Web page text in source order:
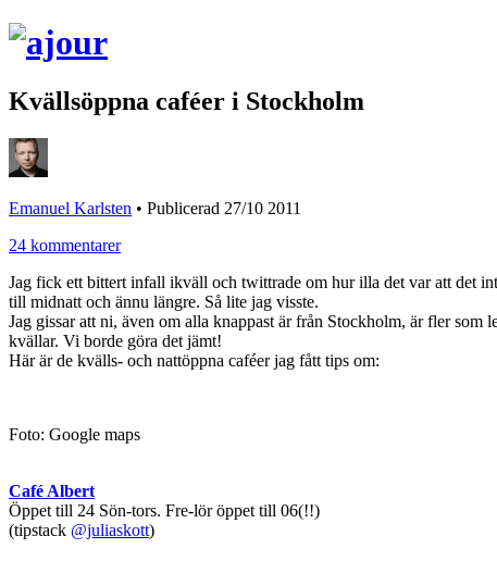
Kvällsöppna caféer i Stockholm
Emanuel Karlsten • Publicerad 27/10 2011
24 kommentarer
Jag fick ett bittert infall ikväll och twittrade om hur illa det var att det
till midnatt och ännu längre. Så lite jag visste.
Jag gissar att ni, även om alla knappast är från Stockholm, är fler
kvällar. Vi borde göra det jämt!
Här är de kvälls- och nattöppna caféer jag fått tips om:
Foto: Google maps
Café Albert
Öppet till 24 Sön-tors. Fre-lör öppet till 06(!!)
(tipstack @juliaskott)